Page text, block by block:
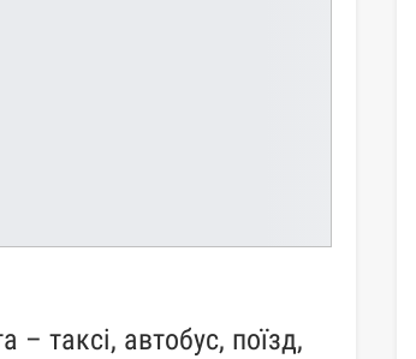
– таксі, автобус, поїзд,